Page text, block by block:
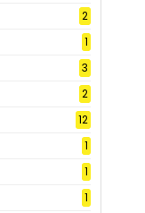
2
1
3
2
12
1
1
1